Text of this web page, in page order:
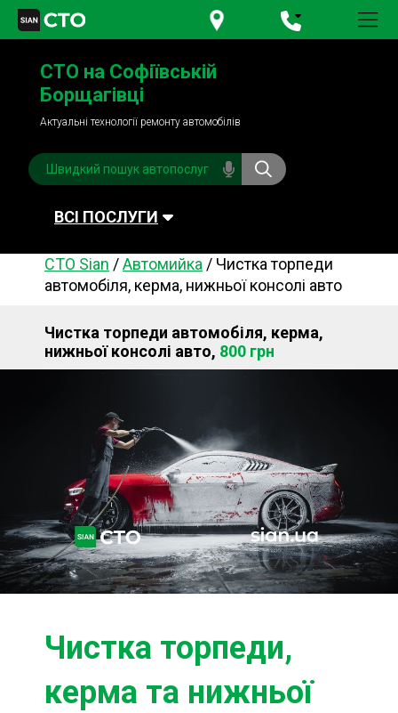
+380 95781-84-84
+380 98791-84-84
СТО на Софіївській
Борщагівці
Актуальні технології ремонту автомобілів
ВСІ ПОСЛУГИ
Автомийка Планове ТО
Акумулятори
Обслуговування
кондиціонера
Ходова частина
Шиномонтаж
Запчастини Двигун
Гальмівна система Заміна Ременей
СТО Sian /Автомийка / Чистка торпеди
автомобіля, керма, нижньої консолі авто
Чистка торпеди автомобіля, керма,
нижньої консолі авто, 800 грн
Чистка торпеди,
керма та нижньої